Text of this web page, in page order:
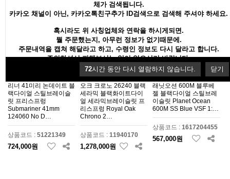
체가 검색됩니다.
카카오 채널이 아닌, 카카오톡친구추가 ID검색으로 검색해 주셔야 하세요.
혹시라도 위 사칭업체와 연락을 하시게되면.
뭘 주문했는지, 아무런 정보가 없기때문에.
주문내역을 캡쳐 해달라고 하고, 수령인 정보도 다시 달라고 합니다.
주의하셔서 피해보시는 일이 없으시기 바랍니다.
72시간 동안 다시 열람하지 않습니다. 닫기
리너 41미리 논데이트 블
랙다이얼 스틸브레이슬
릿 프리스프렁
Submariner 41mm
124060 No D…
상품코드 : 51221349
724,000원
ZF V2 오데마피게 로얄
오크 크로노 26240 블랙
세라믹 블랙화이트다이
얼 세라믹브레이슬릿 프
리스프렁 Royal Oak
Chrono 2…
상품코드 :11940170
1,278,000원
VSF 오메가 씨마스터 플
래닛오션 600M 블루베
젤 블랙다이얼 스틸브레
이슬릿 Planet Ocean
600M SS Blue VSF 1:…
상품코드 :1617204455
567,000원